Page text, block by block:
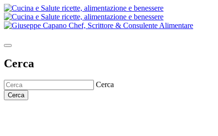
Cerca
Cerca
Cerca